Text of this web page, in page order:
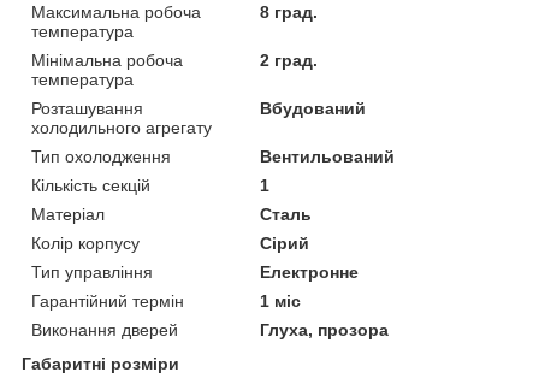
Максимальна робоча
температура
8 град.
Мінімальна робоча
температура
2 град.
Розташування
холодильного агрегату
Вбудований
Тип охолодження
Вентильований
Кількість секцій
1
Матеріал
Сталь
Колір корпусу
Сірий
Тип управління
Електронне
Гарантійний термін
1 міс
Виконання дверей
Глуха, прозора
Габаритні розміри